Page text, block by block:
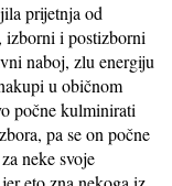
prijetnja od
izborni i postizborni
naboj, zlu energiju
u običnom
počne kulminirati
pa se on počne
neke svoje